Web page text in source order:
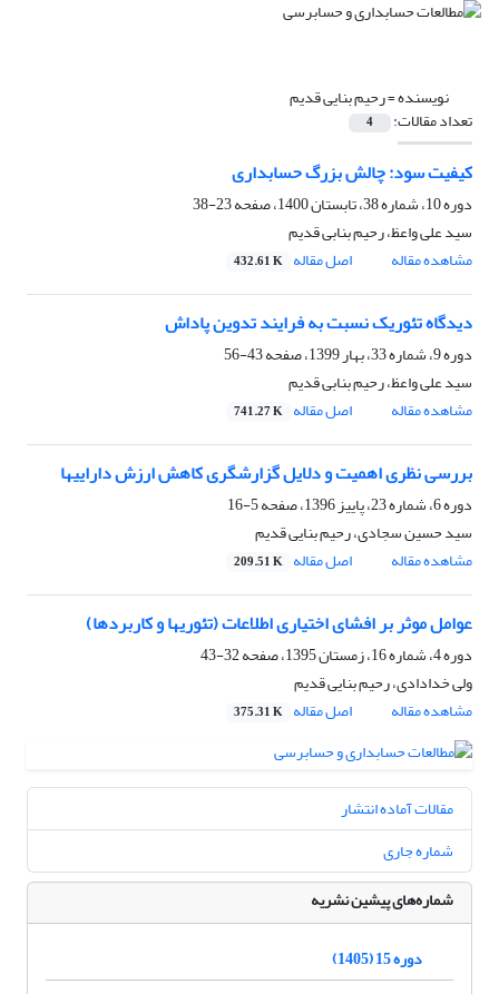
نویسنده =رحیم بنایی قدیم
تعداد مقالات: 4
کیفیت سود: چالش بزرگ حسابداری
دوره 10، شماره 38، تابستان 1400، صفحه
23-38
سید علی واعظ، رحیم بنابی قدیم
مشاهده مقاله
اصل مقاله 432.61 K
دیدگاه تئوریک نسبت به فرایند تدوین پاداش
دوره 9، شماره 33، بهار 1399، صفحه
43-56
سید علی واعظ، رحیم بنابی قدیم
مشاهده مقاله
اصل مقاله 741.27 K
بررسی نظری اهمیت و دلایل گزارشگری کاهش ارزش داراییها
دوره 6، شماره 23، پاییز 1396، صفحه
5-16
سید حسین سجادی، رحیم بنایی قدیم
مشاهده مقاله
اصل مقاله 209.51 K
عوامل موثر بر افشای اختیاری اطلاعات (تئوریها و کاربردها)
دوره 4، شماره 16، زمستان 1395، صفحه
32-43
ولی خدادادی، رحیم بنایی قدیم
مشاهده مقاله
اصل مقاله 375.31 K
مقالات آماده انتشار
شماره جاری
شماره‌های پیشین نشریه
دوره 15 (1405)